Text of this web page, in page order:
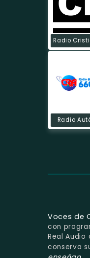
Radio
Voces de
con
Real
conserva